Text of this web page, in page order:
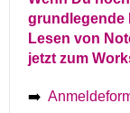
grundlegende
Lesen von
jetzt zum
➡️